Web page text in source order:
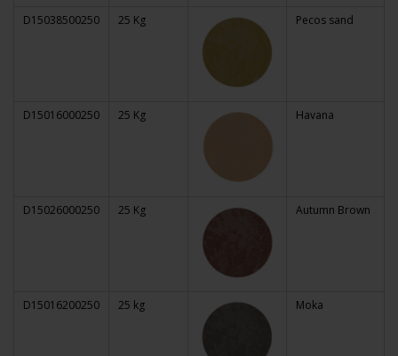
D15038500250 25 Kg Pecos sand
D15016000250 25 Kg Havana
D15026000250 25 Kg Autumn Brown
D15016200250 25 kg Moka